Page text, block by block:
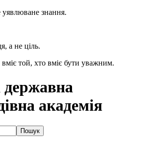
знання.
а не ціль.
той, хто вміє бути уважним.
державна
академія